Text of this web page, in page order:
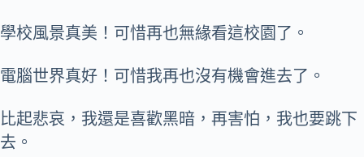
學校風景真美！可惜再也無緣看這校園了。
電腦世界真好！可惜我再也沒有機會進去了。
比起悲哀，我還是喜歡黑暗，再害怕，我也要跳下
去。